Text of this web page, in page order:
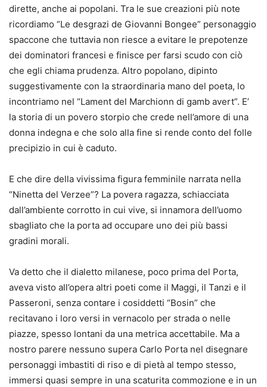
dirette, anche ai popolani. Tra le sue creazioni più note
ricordiamo “Le desgrazi de Giovanni Bongee” personaggio
spaccone che tuttavia non riesce a evitare le prepotenze
dei dominatori francesi e finisce per farsi scudo con ciò
che egli chiama prudenza. Altro popolano, dipinto
suggestivamente con la straordinaria mano del poeta, lo
incontriamo nel “Lament del Marchionn di gamb avert”. E’
la storia di un povero storpio che crede nell’amore di una
donna indegna e che solo alla fine si rende conto del folle
precipizio in cui è caduto.
E che dire della vivissima figura femminile narrata nella
“Ninetta del Verzee”? La povera ragazza, schiacciata
dall’ambiente corrotto in cui vive, si innamora dell’uomo
sbagliato che la porta ad occupare uno dei più bassi
gradini morali.
Va detto che il dialetto milanese, poco prima del Porta,
aveva visto all’opera altri poeti come il Maggi, il Tanzi e il
Passeroni, senza contare i cosiddetti “Bosin” che
recitavano i loro versi in vernacolo per strada o nelle
piazze, spesso lontani da una metrica accettabile. Ma a
nostro parere nessuno supera Carlo Porta nel disegnare
personaggi imbastiti di riso e di pietà al tempo stesso,
immersi quasi sempre in una scaturita commozione e in un